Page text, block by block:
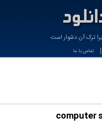
ترک آن دشوار است
تماس با ما